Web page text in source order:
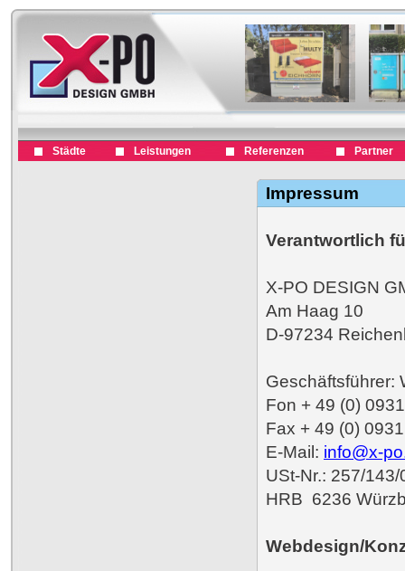
Städte Leistungen Referenzen Partner
Impressum
Verantwortlich
X-PO DESIGN
Am Haag 10
D-97234
Geschäftsführer:
Fon + 49 (0)
Fax + 49 (0)
E-Mail: info@x-
USt-Nr.: 257/
HRB 6236
Webdesign/